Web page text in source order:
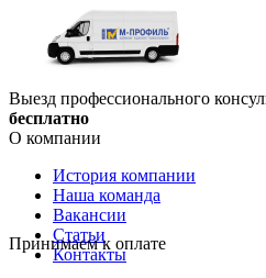
Выезд профессионального
бесплатно
О компании
История компании
Наша команда
Вакансии
Статьи
Контакты
Принимаем к оплате